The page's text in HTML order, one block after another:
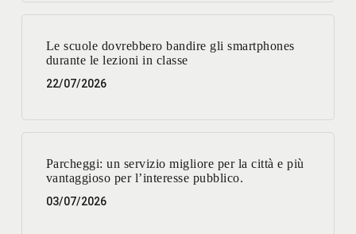
Le scuole dovrebbero bandire gli smartphones
durante le lezioni in classe
22/07/2026
Parcheggi: un servizio migliore per la città e più
vantaggioso per l’interesse pubblico.
03/07/2026